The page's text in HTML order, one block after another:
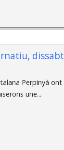
Perpinyà
une...